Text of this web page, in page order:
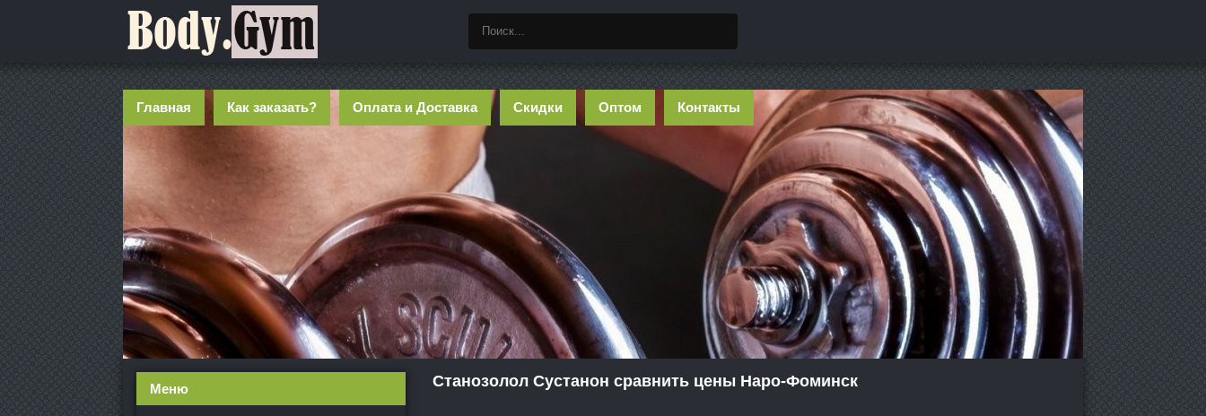
Главная Как заказать? Оплата и Доставка Скидки Оптом Контакты
Станозолол Сустанон сравнить цены Наро-Фоминск
Меню